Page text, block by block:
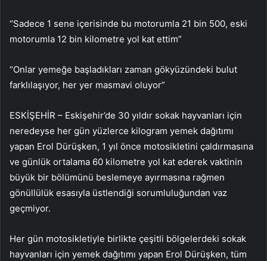
“Sadece 1 sene içerisinde bu motorumla 21 bin 500, eski
motorumla 12 bin kilometre yol kat ettim”
“Onlar yemeğe başladıkları zaman gökyüzündeki bulut
farklılaşıyor, her yer masmavi oluyor”
ESKİŞEHİR – Eskişehir’de 30 yıldır sokak hayvanları için
neredeyse her gün yüzlerce kilogram yemek dağıtımı
yapan Erol Dürüşken, 1 yıl önce motosikletini çaldırmasına
ve günlük ortalama 60 kilometre yol kat ederek vaktinin
büyük bir bölümünü beslemeye ayırmasına rağmen
gönüllülük esasıyla üstlendiği sorumluluğundan vaz
geçmiyor.
Her gün motosikletiyle birlikte çeşitli bölgelerdeki sokak
hayvanları için yemek dağıtımı yapan Erol Dürüşken, tüm